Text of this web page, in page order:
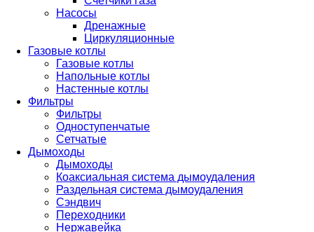
Насосы
Дренажные
Циркуляционные
Газовые котлы
Газовые котлы
Напольные котлы
Настенные котлы
Фильтры
Фильтры
Одноступенчатые
Сетчатые
Дымоходы
Дымоходы
Коаксиальная система дымоудаления
Раздельная система дымоудаления
Сэндвич
Переходники
Нержавейка